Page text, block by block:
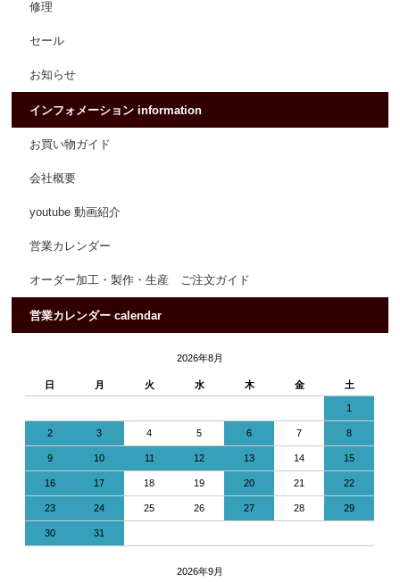
修理
セール
お知らせ
インフォメーション information
お買い物ガイド
会社概要
youtube 動画紹介
営業カレンダー
オーダー加工・製作・生産 ご注文ガイド
営業カレンダー calendar
2026年8月
日 月 火 水 木 金 土
1
2 3 4 5 6 7 8
9 10 11 12 13 14 15
16 17 18 19 20 21 22
23 24 25 26 27 28 29
30 31
2026年9月